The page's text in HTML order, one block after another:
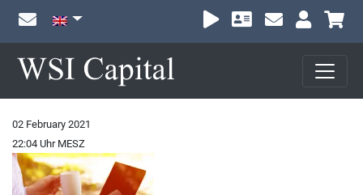
02 February 2021
22:04 Uhr MESZ